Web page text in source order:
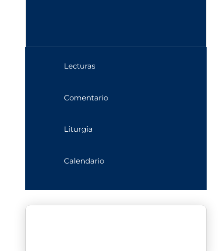
Lecturas
Comentario
Liturgia
Calendario